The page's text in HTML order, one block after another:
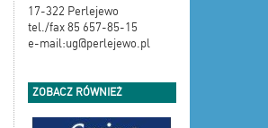
17-322 Perlejewo
tel./fax 85 657-85-15
e-mail:ug@perlejewo.pl
ZOBACZ RÓWNIEŻ